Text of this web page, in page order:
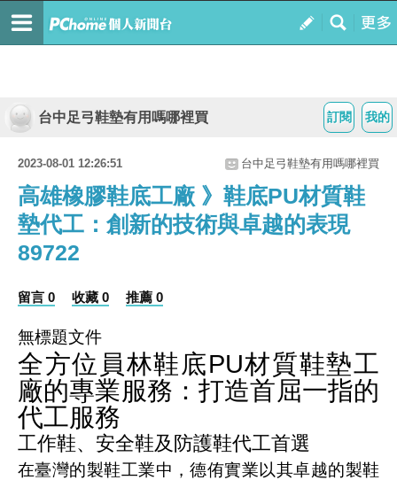
我的
訂閱
台中足弓鞋墊有用嗎哪裡買
2023-08-01 12:26:51 台中足弓鞋墊有用嗎哪裡買
高雄橡膠鞋底工廠 》鞋底PU材質鞋
墊代工：創新的技術與卓越的表現
89722
留言 0 收藏 0 推薦 0
無標題文件
全方位員林鞋底PU材質鞋墊工
廠的專業服務：打造首屈一指的
代工服務
工作鞋、安全鞋及防護鞋代工首選
在臺灣的製鞋工業中，德侑實業以其卓越的製鞋